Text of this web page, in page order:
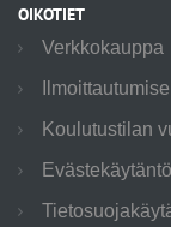
OIKOTIET
Verkkokauppa
Koulutustilan
Evästekäytäntö